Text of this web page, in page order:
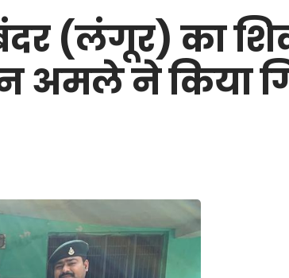
(लंगूर) का
अमले ने किया